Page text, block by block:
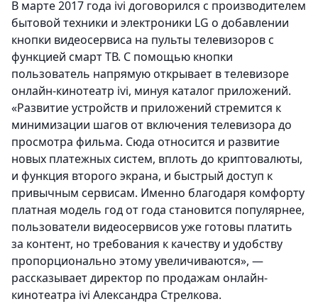
В марте 2017 года ivi договорился с производителем
бытовой техники и электроники LG о добавлении
кнопки видеосервиса на пульты телевизоров с
функцией смарт ТВ. С помощью кнопки
пользователь напрямую открывает в телевизоре
онлайн-кинотеатр ivi, минуя каталог приложений.
«Развитие устройств и приложений стремится к
минимизации шагов от включения телевизора до
просмотра фильма. Сюда относится и развитие
новых платежных систем, вплоть до криптовалюты,
и функция второго экрана, и быстрый доступ к
привычным сервисам. Именно благодаря комфорту
платная модель год от года становится популярнее,
пользователи видеосервисов уже готовы платить
за контент, но требования к качеству и удобству
пропорционально этому увеличиваются», —
рассказывает директор по продажам онлайн-
кинотеатра ivi Александра Стрелкова.